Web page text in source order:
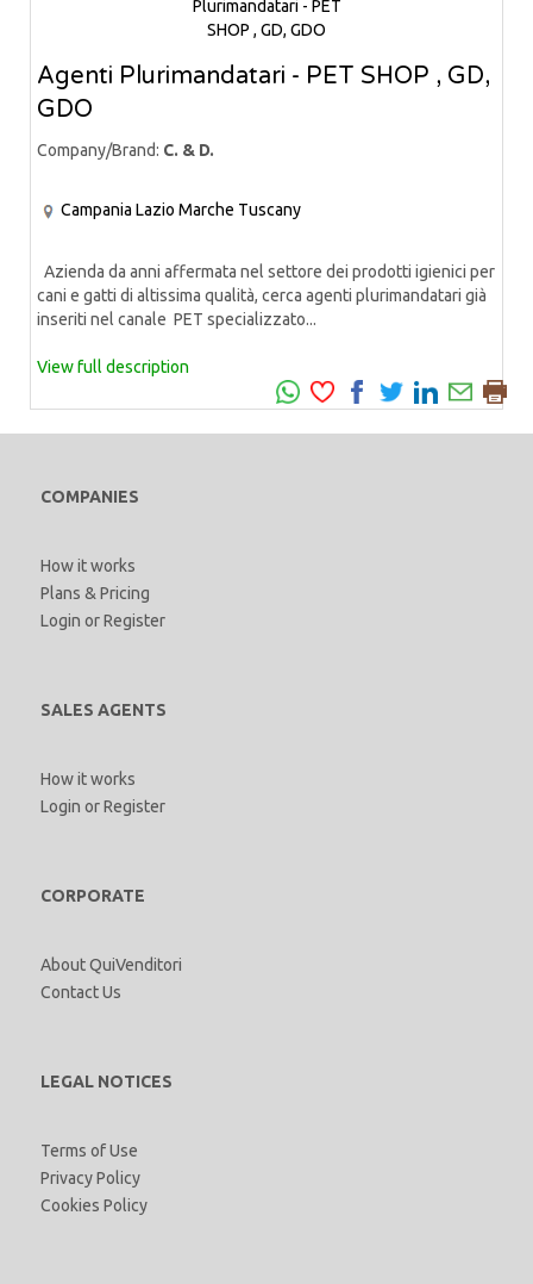
Agenti Plurimandatari - PET SHOP , GD,
GDO
Company/Brand: C. & D.
Campania Lazio Marche Tuscany
Azienda da anni affermata nel settore dei prodotti igienici per
cani e gatti di altissima qualità, cerca agenti plurimandatari già
inseriti nel canale PET specializzato...
View full description
COMPANIES
How it works
Plans & Pricing
Login orRegister
SALES AGENTS
How it works
Login orRegister
CORPORATE
About QuiVenditori
Contact Us
LEGAL NOTICES
Terms of Use
Privacy Policy
Cookies Policy